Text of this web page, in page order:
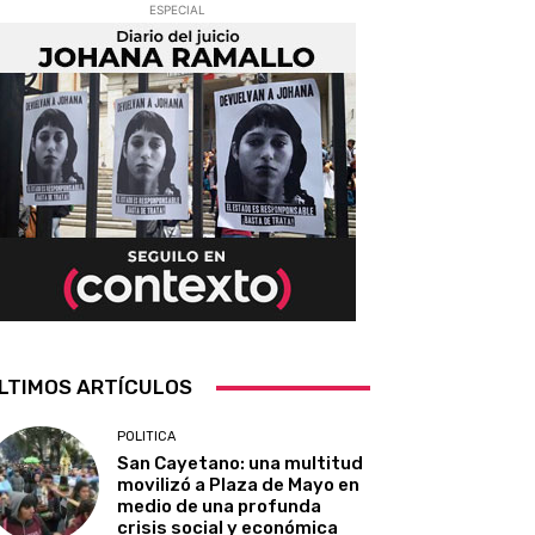
ESPECIAL
ARTÍCULOS
POLITICA
San Cayetano: una multitud
movilizó a Plaza de Mayo en
medio de una profunda
crisis social y económica